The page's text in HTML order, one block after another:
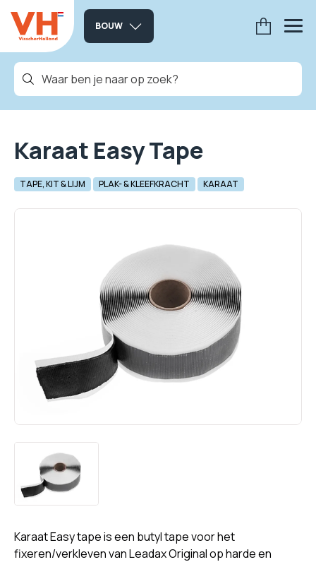
BOUW
Karaat Easy Tape
TAPE, KIT & LIJM PLAK- & KLEEFKRACHT KARAAT
Karaat Easy tape is een butyl tape voor het
fixeren/verkleven van Leadax Original op harde en